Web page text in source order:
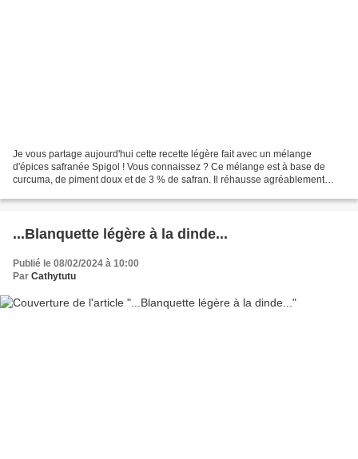
Je vous partage aujourd'hui cette recette légère fait avec un mélange
d'épices safranée Spigol ! Vous connaissez ? Ce mélange est à base de
curcuma, de piment doux et de 3 % de safran. Il réhausse agréablement
...Blanquette légère à la dinde...
Publié le 08/02/2024 à 10:00
Par Cathytutu